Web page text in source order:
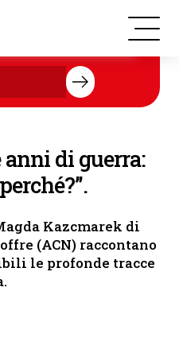
Lässer con un gruppo di
la vostra donazione.
di guerra:
Kazcmarek di
(ACN) raccontano
le profonde tracce